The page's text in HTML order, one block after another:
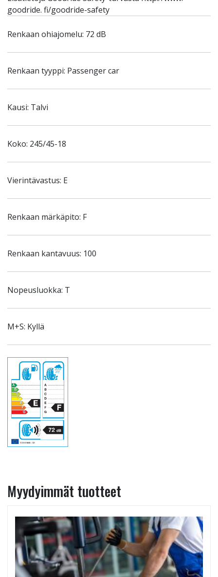
goodride. fi/goodride-safety
Renkaan ohiajomelu: 72 dB
Renkaan tyyppi: Passenger car
Kausi: Talvi
Koko: 245/45-18
Vierintävastus: E
Renkaan märkäpito: F
Renkaan kantavuus: 100
Nopeusluokka: T
M+S: Kyllä
Myydyimmät tuotteet